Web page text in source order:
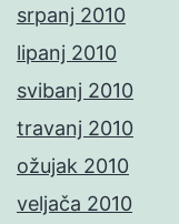
srpanj 2010
lipanj 2010
svibanj 2010
travanj 2010
ožujak 2010
veljača 2010